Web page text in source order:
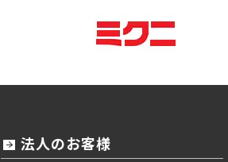
法人のお客様